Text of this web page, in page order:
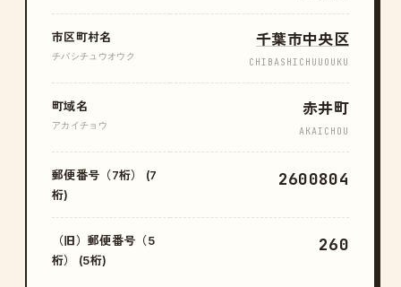
市区町村名
チバシチュウオウク
千葉市中央区
CHIBASHICHUUOUKU
町域名
アカイチョウ
赤井町
AKAICHOU
郵便番号（7桁） (7
桁)
2600804
（旧）郵便番号（5
桁） (5桁)
260